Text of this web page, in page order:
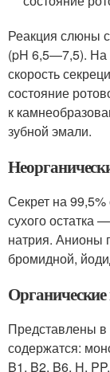
Реакция слюны
(pH 6,5—7,5). На
скорость
состояние
к
зубной эмали.
Секрет на 99,5%
сухого остатка
натрия. Анионы
бромидной,
Представлены в
содержатся:
B1, B2, B6, H,